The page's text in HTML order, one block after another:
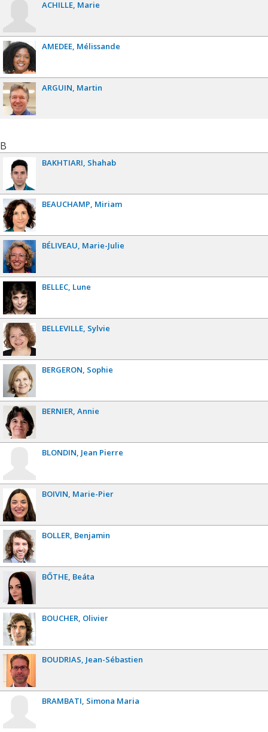
ACHILLE Marie
AMEDEE Mélissande
ARGUIN Martin
B
BAKHTIARI Shahab
BEAUCHAMP Miriam
BÉLIVEAU Marie-Julie
BELLEC Lune
BELLEVILLE Sylvie
BERGERON Sophie
BERNIER Annie
BLONDIN Jean Pierre
BOIVIN Marie-Pier
BOLLER Benjamin
BŐTHE Beáta
BOUCHER Olivier
BOUDRIAS Jean-Sébastien
BRAMBATI Simona Maria